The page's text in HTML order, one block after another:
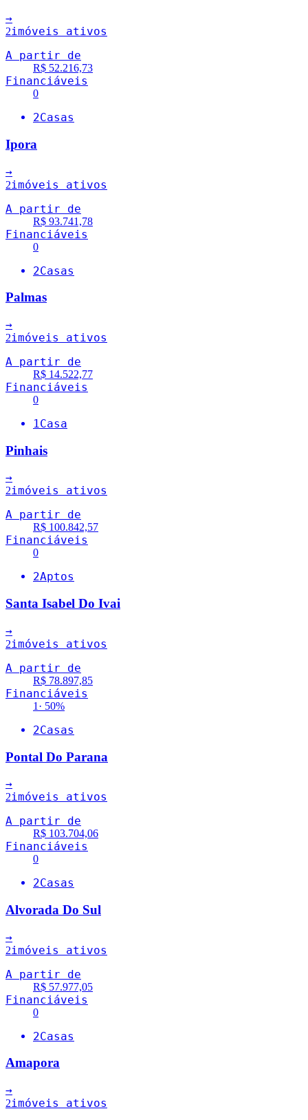
→
2imóveis ativos
A partir de
R$ 52.216,73
Financiáveis
0
2Casas
Ipora
→
2imóveis ativos
A partir de
R$ 93.741,78
Financiáveis
0
2Casas
Palmas
→
2imóveis ativos
A partir de
R$ 14.522,77
Financiáveis
0
1Casa
Pinhais
→
2imóveis ativos
A partir de
R$ 100.842,57
Financiáveis
0
2Aptos
Santa Isabel Do Ivai
→
2imóveis ativos
A partir de
R$ 78.897,85
Financiáveis
1 · 50%
2Casas
Pontal Do Parana
→
2imóveis ativos
A partir de
R$ 103.704,06
Financiáveis
0
2Casas
Alvorada Do Sul
→
2imóveis ativos
A partir de
R$ 57.977,05
Financiáveis
0
2Casas
Amapora
→
2imóveis ativos